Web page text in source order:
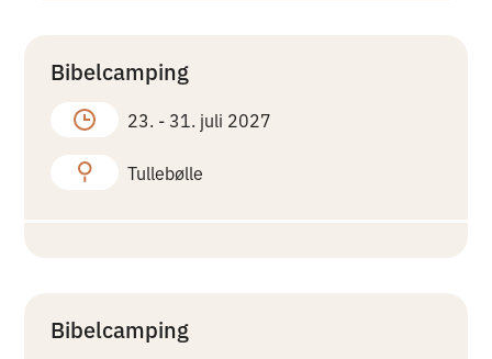
Bibelcamping
23. - 31. juli 2027
Tullebølle
Bibelcamping